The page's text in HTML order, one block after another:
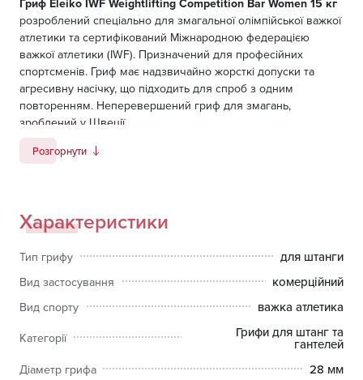
Гриф Eleiko IWF Weightlifting Competition Bar Women 15 кг
розроблений спеціально для змагальної олімпійської важкої
атлетики та сертифікований Міжнародною федерацією
важкої атлетики (IWF). Призначений для професійних
спортсменів. Гриф має надзвичайно жорсткі допуски та
агресивну насічку, що підходить для спроб з одним
повторенням. Неперевершений гриф для змагань,
зроблений у Швеції.
Розгорнути
Характеристики
Тип грифу для штанги
Вид застосування комерційний
Вид спорту важка атлетика
Категорії Грифи для штанг та
гантелей
Діаметр грифа 28 мм